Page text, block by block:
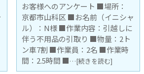
お客様へのアンケート ■場所：
大阪府高槻市 ■お名前（イニシャ
ル）：T.K様 ■作業内容：引越し
に伴う不用品の引取り ■物量：1
トン車1台 ■作業員：2名 ■作業
時間：1.5時間…[続きを読む]